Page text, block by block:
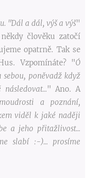
"Dál a dál, výš a výš"
člověku zatočí
opatrně. Tak se
Vzpomínáte? "Ó
poněvadž když
" Ano. A
a poznání,
viděl k jaké naději
a jeho přitažlivost...
slabí :-)... prosíme